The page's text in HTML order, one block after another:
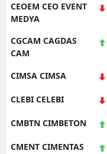
CEOEM CEO EVENT
MEDYA
CGCAM CAGDAS
CAM
CIMSA CIMSA
CLEBI CELEBI
CMBTN CIMBETON
CMENT CIMENTAS